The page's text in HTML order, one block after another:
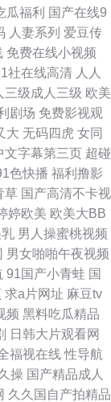
五月婷婷淫 亚洲欧
影音先锋国产AⅤ 中
夜黄色小电影 四虎
月天堂啪啪啪 99久
影音先锋AV最新
人人操人人干av97
91 四虎色播 亚洲精
视屏免费网址 91青
城在线观看 91夜夜
热99草 91制片厂无
瓜福利 国产在线9
人妻系列 爱豆传
免费在线小视频
社在线高清 人人
三级成人三级 欧美
剧场 免费影视观
大 无码四虎 女同
文字幕第三页 超碰
色快播 福利撸影
草 国产高清不卡视
婷欧美 欧美大BB
男人操蜜桃视频
男女啪啪午夜视频
91国产小青蛙 国
求a片网址 麻豆tv
频 黑料吃瓜精品
日韩大片观看网
福视在线 性导航
操 国产精品成人
久久国自产拍精品